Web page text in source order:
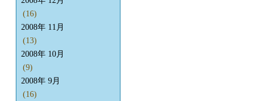
(16)
2008年 11月
(13)
2008年 10月
(9)
2008年 9月
(16)